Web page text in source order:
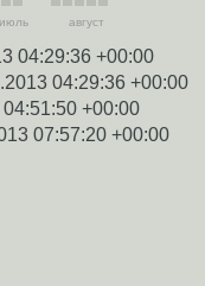
июль август
04:29:36 +00:00
04:29:36 +00:00
+00:00
07:57:20 +00:00